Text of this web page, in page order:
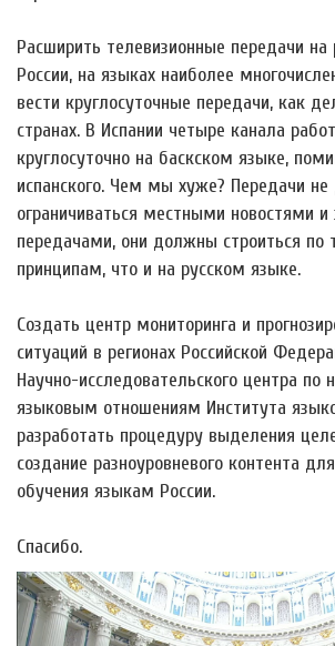
Расширить телевизионные передачи на
России, на языках наиболее
вести круглосуточные передачи, как
странах. В Испании четыре канала
круглосуточно на баскском языке,
испанского. Чем мы хуже? Передачи
ограничиваться местными новостями и
передачами, они должны строиться по
принципам, что и на русском языке.
Создать центр мониторинга и
ситуаций в регионах Российской
Научно-исследовательского центра по
языковым отношениям Института
разработать процедуру выделения
создание разноуровневого контента
обучения языкам России.
Спасибо.